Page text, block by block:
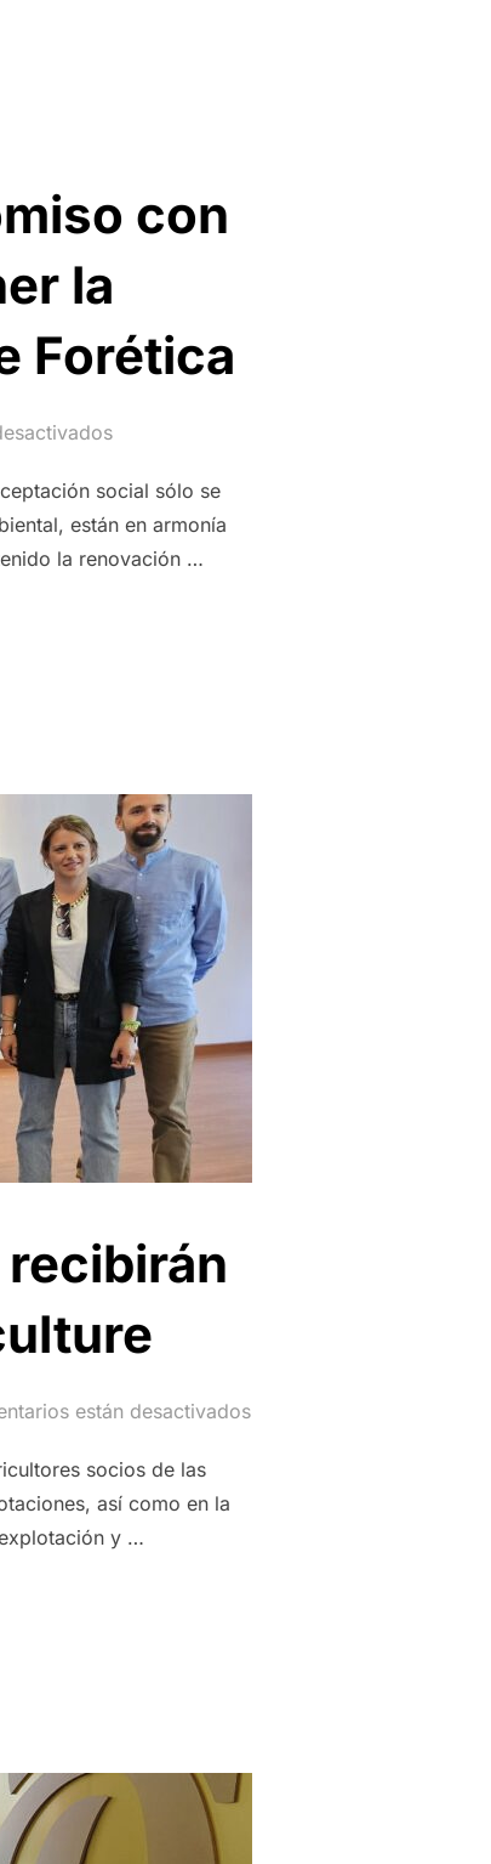
con
la
Forética
social sólo se
están en armonía
la renovación …
COMPROMISO CON LA GESTIÓN RESPONSABLE AL
están desactivados
socios de las
así como en la
y …
RECIBIRÁN EL ASESORAMIENTO DE BALAM